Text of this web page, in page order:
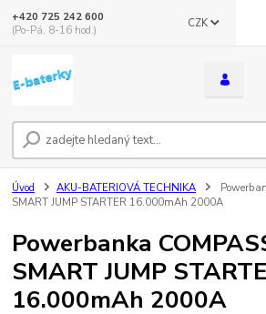
CZK
+420 725 242 600
(Po-Pá, 8-16 hod.)
Úvod AKU-BATERIOVÁ TECHNIKA
SMART JUMP STARTER 16.000mAh 2000A
Powerbanka
SMART JUMP
16.000mAh 2000A